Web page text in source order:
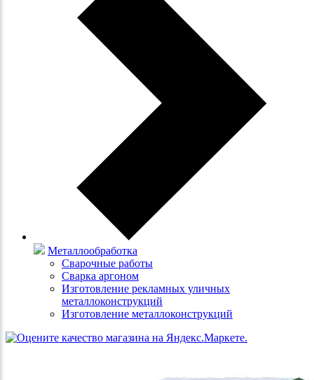
Металлообработка
Сварочные работы
Сварка аргоном
Изготовление рекламных уличных
металлоконструкций
Изготовление металлоконструкций